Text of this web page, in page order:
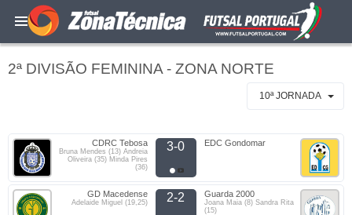
2ª DIVISÃO FEMININA - ZONA NORTE
10ª JORNADA
CDRC Tebosa
Bruna Mendes (13) Andreia
Oliveira (35) Minda Pires
(36)
3-0 EDC Gondomar
GD Macedense
Adelaide Miguel (19,25) 2-2 Guarda 2000
Joana Maia (8) Sandra Rita
(15)